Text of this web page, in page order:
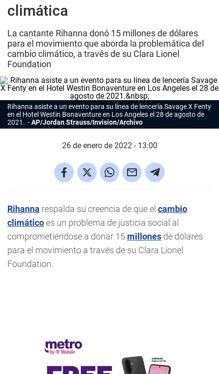
climática
La cantante Rihanna donó 15 millones de dólares
para el movimiento que aborda la problemática del
cambio climático, a través de su Clara Lionel
Foundation
Rihanna asiste a un evento para su línea de lencería Savage X Fenty
en el Hotel Westin Bonaventure en Los Angeles el 28 de agosto de
2021.
AP/Jordan Strauss/Invision/Archivo
26 de enero de 2022 - 13:00
Rihanna respalda su creencia de que el cambio
climáticoes un problema de justicia social al
comprometiéndose a donar 15 millones de dólares
para el movimiento a través de su Clara Lionel
Foundation.